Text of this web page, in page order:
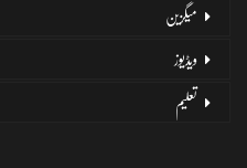
میگزین
ویڈیوز
تعلیم